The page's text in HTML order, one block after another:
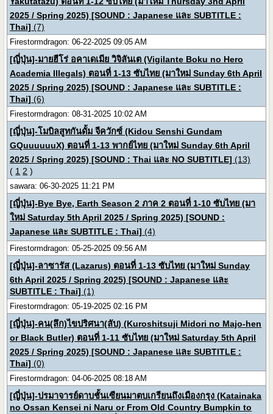
2025 / Spring 2025) [SOUND : Japanese และ SUBTITLE :
Thai] (7)
Firestormdragon: 06-22-2025 09:05 AM
[ญี่ปุ่น]-มายฮีโร่ อคาเดเมีย วิจิลันเต (Vigilante Boku no Hero
Academia Illegals) ตอนที่ 1-13 ซับไทย (มาใหม่ Sunday 6th April
2025 / Spring 2025) [SOUND : Japanese และ SUBTITLE :
Thai] (6)
Firestormdragon: 08-31-2025 10:02 AM
[ญี่ปุ่น]-โมบิลสูทกันดั้ม จีควักซ์ (Kidou Senshi Gundam
GQuuuuuuX) ตอนที่ 1-13 พากย์ไทย (มาใหม่ Sunday 6th April
2025 / Spring 2025) [SOUND : Thai และ NO SUBTITLE] (13)
( 1 2 )
sawara: 06-30-2025 11:21 PM
[ญี่ปุ่น]-Bye Bye, Earth Season 2 ภาค 2 ตอนที่ 1-10 ซับไทย (มา
ใหม่ Saturday 5th April 2025 / Spring 2025) [SOUND :
Japanese และ SUBTITLE : Thai] (4)
Firestormdragon: 05-25-2025 09:56 AM
[ญี่ปุ่น]-ลาซารัส (Lazarus) ตอนที่ 1-13 ซับไทย (มาใหม่ Sunday
6th April 2025 / Spring 2025) [SOUND : Japanese และ
SUBTITLE : Thai] (1)
Firestormdragon: 05-19-2025 02:16 PM
[ญี่ปุ่น]-คน(ลึก)ไขปริศนา(ลับ) (Kuroshitsuji Midori no Majo-hen
or Black Butler) ตอนที่ 1-11 ซับไทย (มาใหม่ Saturday 5th April
2025 / Spring 2025) [SOUND : Japanese และ SUBTITLE :
Thai] (0)
Firestormdragon: 04-06-2025 08:18 AM
[ญี่ปุ่น]-ปรมาจารย์ดาบชั้นเซียนมาตบเกรียนถึงเมืองกรุง (Katainaka
no Ossan Kensei ni Naru or From Old Country Bumpkin to